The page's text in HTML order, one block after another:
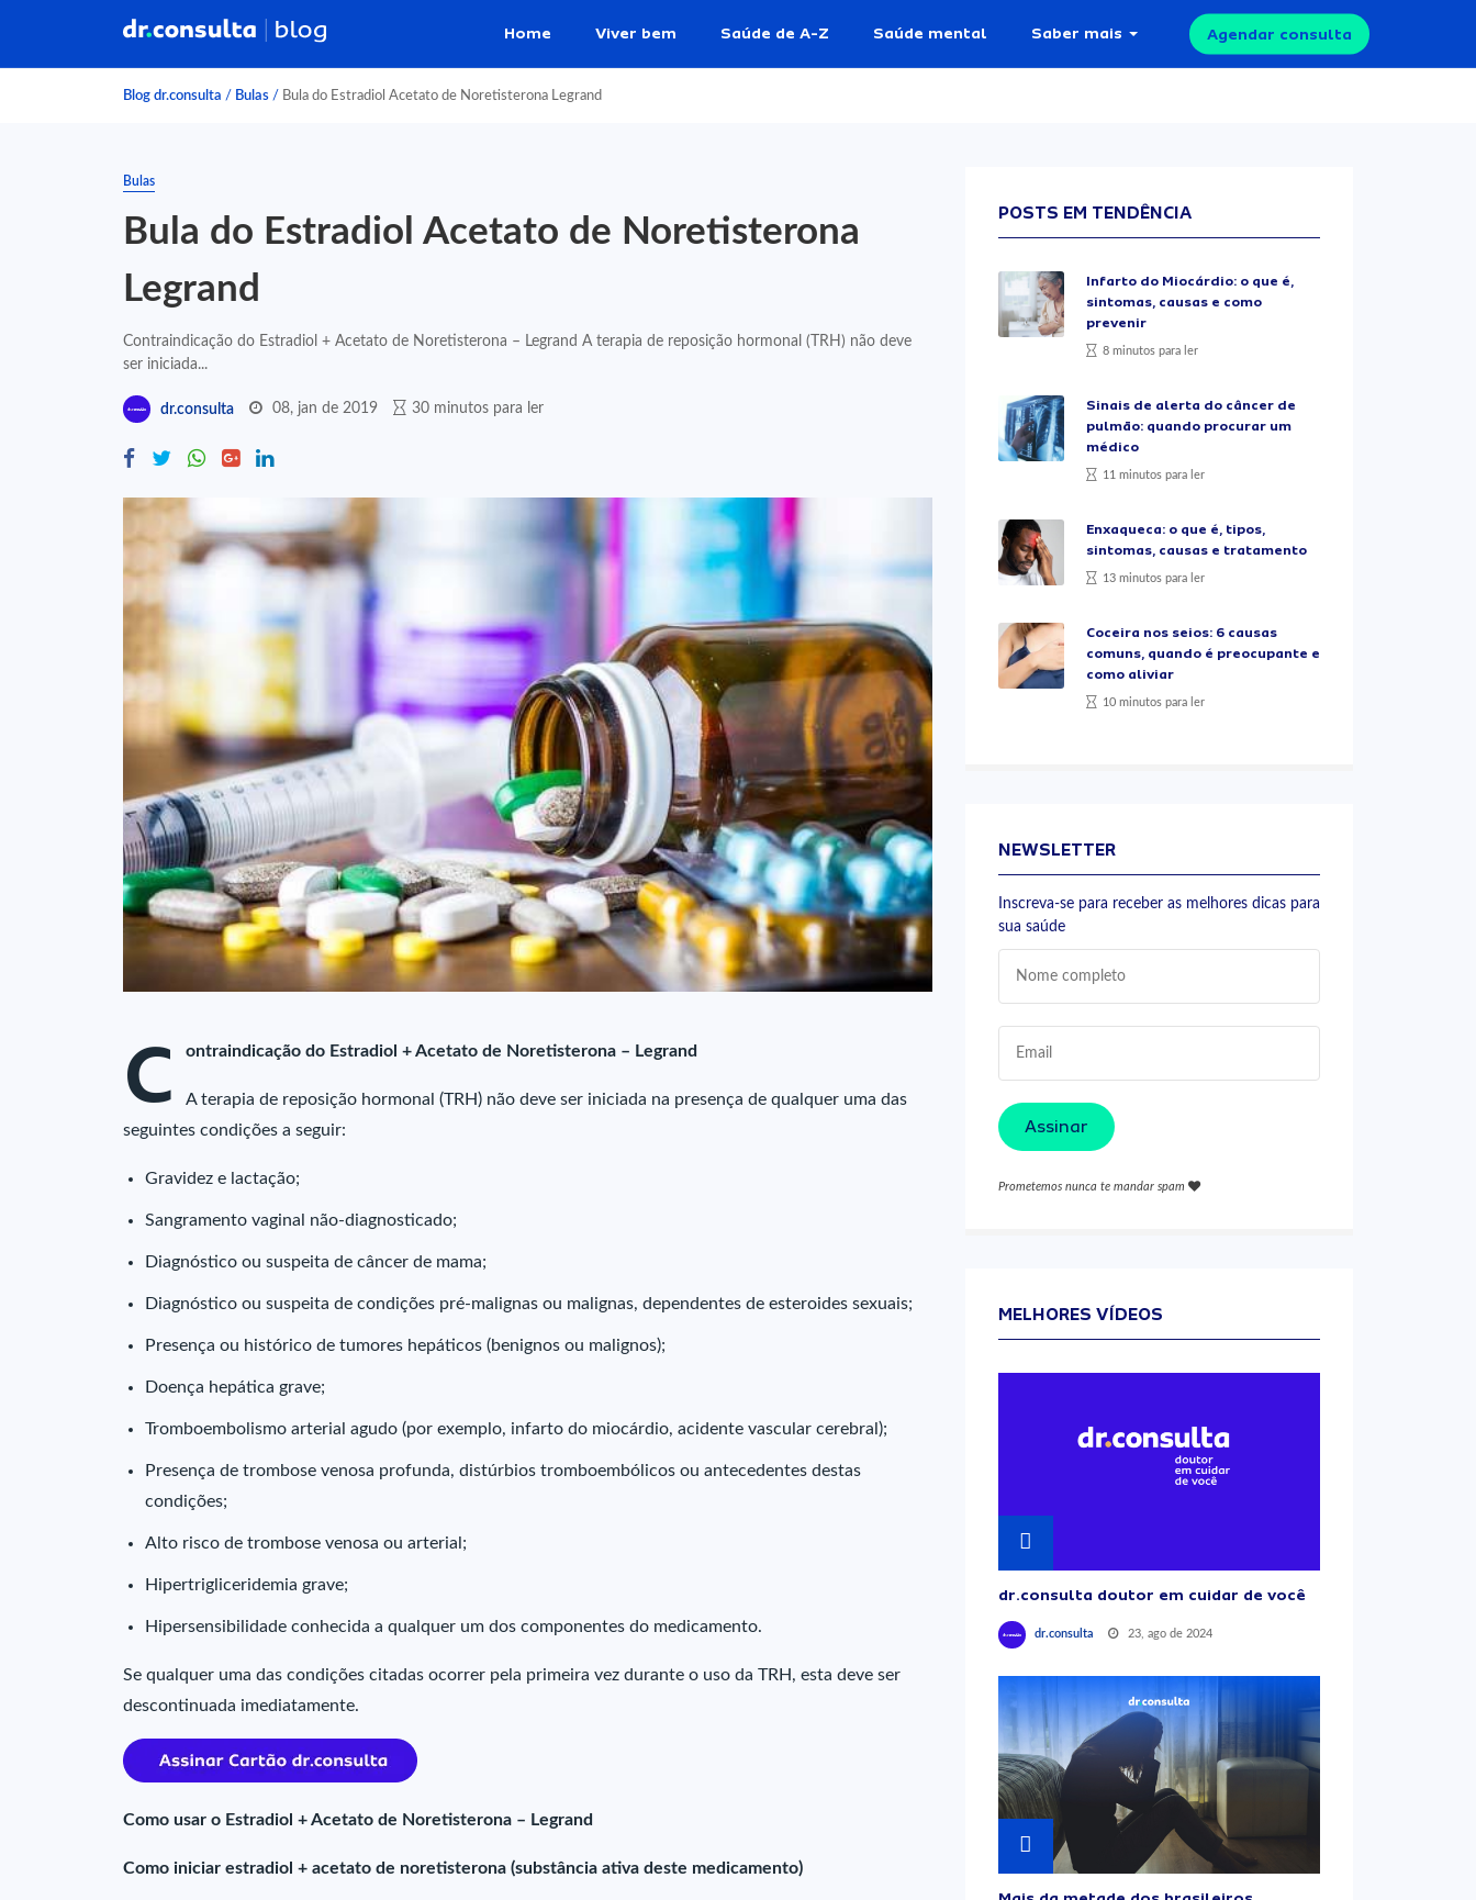
Home Viver bem Saúde de A-Z Saúde mental Saber mais Agendar consulta
Blog dr.consulta / Bulas / Bula do Estradiol Acetato de Noretisterona Legrand
Bulas
Bula do Estradiol Acetato de Noretisterona
Legrand
Contraindicação do Estradiol + Acetato de Noretisterona – Legrand A terapia de reposição hormonal (TRH) não deve
ser iniciada...
dr.consulta 08, jan de 2019 30 minutos para ler
C ontraindicação do Estradiol + Acetato de Noretisterona – Legrand
A terapia de reposição hormonal (TRH) não deve ser iniciada na presença de qualquer uma das
seguintes condições a seguir:
Gravidez e lactação;
Sangramento vaginal não-diagnosticado;
Diagnóstico ou suspeita de câncer de mama;
Diagnóstico ou suspeita de condições pré-malignas ou malignas, dependentes de esteroides sexuais;
Presença ou histórico de tumores hepáticos (benignos ou malignos);
Doença hepática grave;
Tromboembolismo arterial agudo (por exemplo, infarto do miocárdio, acidente vascular cerebral);
Presença de trombose venosa profunda, distúrbios tromboembólicos ou antecedentes destas
condições;
Alto risco de trombose venosa ou arterial;
Hipertrigliceridemia grave;
Hipersensibilidade conhecida a qualquer um dos componentes do medicamento.
Se qualquer uma das condições citadas ocorrer pela primeira vez durante o uso da TRH, esta deve ser
descontinuada imediatamente.
Como usar o Estradiol + Acetato de Noretisterona – Legrand
Como iniciar estradiol + acetato de noretisterona (substância ativa deste medicamento)
POSTS EM TENDÊNCIA
Infarto do Miocárdio: o que é,
sintomas, causas e como
prevenir
8 minutos para ler
Sinais de alerta do câncer de
pulmão: quando procurar um
médico
11 minutos para ler
Enxaqueca: o que é, tipos,
sintomas, causas e tratamento
13 minutos para ler
Coceira nos seios: 6 causas
comuns, quando é preocupante e
como aliviar
10 minutos para ler
NEWSLETTER
Inscreva-se para receber as melhores dicas para
sua saúde
Assinar
Prometemos nunca te mandar spam
MELHORES VÍDEOS
dr.consulta doutor em cuidar de você
dr.consulta 23, ago de 2024